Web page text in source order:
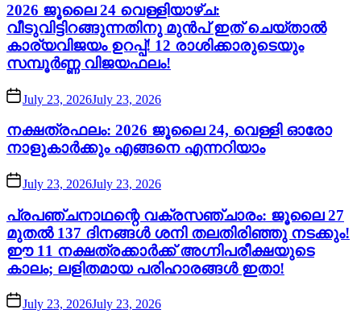
2026 ജൂലൈ 24 വെള്ളിയാഴ്ച:
വീടുവിട്ടിറങ്ങുന്നതിനു മുൻപ് ഇത് ചെയ്താൽ
കാര്യവിജയം ഉറപ്പ്! 12 രാശിക്കാരുടെയും
സമ്പൂർണ്ണ വിജയഫലം!
July 23, 2026July 23, 2026
നക്ഷത്രഫലം: 2026 ജൂലൈ 24, വെള്ളി ഓരോ
നാളുകാർക്കും എങ്ങനെ എന്നറിയാം
July 23, 2026July 23, 2026
പ്രപഞ്ചനാഥന്റെ വക്രസഞ്ചാരം: ജൂലൈ 27
മുതൽ 137 ദിനങ്ങൾ ശനി തലതിരിഞ്ഞു നടക്കും!
ഈ 11 നക്ഷത്രക്കാർക്ക് അഗ്നിപരീക്ഷയുടെ
കാലം; ലളിതമായ പരിഹാരങ്ങൾ ഇതാ!
July 23, 2026July 23, 2026